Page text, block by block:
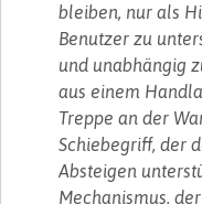
bleiben, nur als
Benutzer zu
und unabhängig
aus einem
Treppe an der
Schiebegriff, der
Absteigen
Mechanismus,